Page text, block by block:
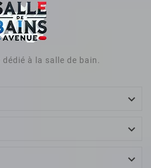
à la salle de bain.


